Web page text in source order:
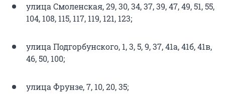
улица Смоленская, 29, 30, 34, 37, 39, 47, 49, 51, 55,
104, 108, 115, 117, 119, 121, 123;
улица Подгорбунского, 1, 3, 5, 9, 37, 41а, 41б, 41в,
46, 50, 100;
улица Фрунзе, 7, 10, 20, 35;